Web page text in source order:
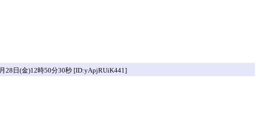
28日(金)12時50分30秒 [ID:yApjRUiK441]